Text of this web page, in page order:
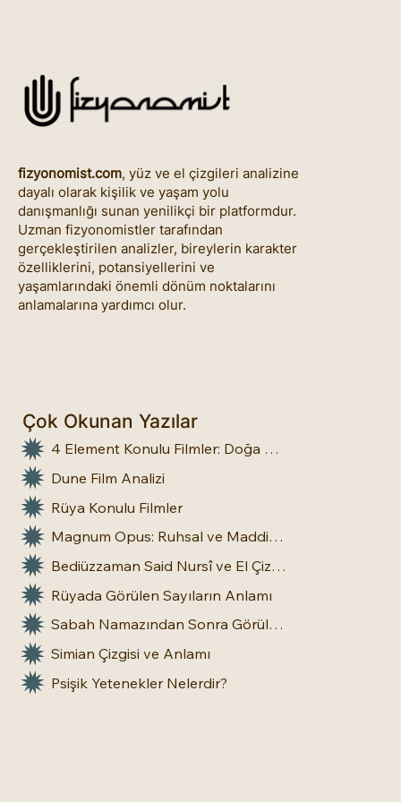
fizyonomist.com, yüz ve el çizgileri analizine
dayalı olarak kişilik ve yaşam yolu
danışmanlığı sunan yenilikçi bir platformdur.
Uzman fizyonomistler tarafından
gerçekleştirilen analizler, bireylerin karakter
özelliklerini, potansiyellerini ve
yaşamlarındaki önemli dönüm noktalarını
anlamalarına yardımcı olur.
Çok Okunan Yazılar
4 Element Konulu Filmler: Doğa Üstü Güçler
Dune Film Analizi
Rüya Konulu Filmler
Magnum Opus: Ruhsal ve Maddi Dönüşümün Büyük Eseri
Bediüzzaman Said Nursî ve El Çizgileri: İnsan Doğasına Dair Bir Bakış
Rüyada Görülen Sayıların Anlamı
Sabah Namazından Sonra Görülen Rüya Gerçek Olur mu?
Simian Çizgisi ve Anlamı
Psişik Yetenekler Nelerdir?